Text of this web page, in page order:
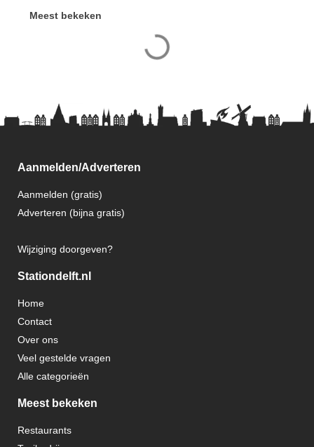
Meest bekeken
Aanmelden/Adverteren
Aanmelden (gratis)
Adverteren (bijna gratis)
Wijziging doorgeven?
Stationdelft.nl
Home
Contact
Over ons
Veel gestelde vragen
Alle categorieën
Meest bekeken
Restaurants